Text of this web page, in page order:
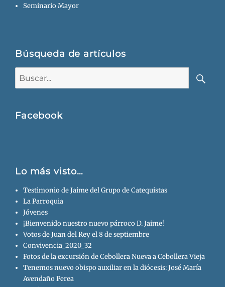
Seminario Mayor
Búsqueda de artículos
Facebook
Lo más visto…
Testimonio de Jaime del Grupo de Catequistas
La Parroquia
Jóvenes
¡Bienvenido nuestro nuevo párroco D. Jaime!
Votos de Juan del Rey el 8 de septiembre
Convivencia_2020_32
Fotos de la excursión de Cebollera Nueva a Cebollera Vieja
Tenemos nuevo obispo auxiliar en la diócesis: José María
Avendaño Perea